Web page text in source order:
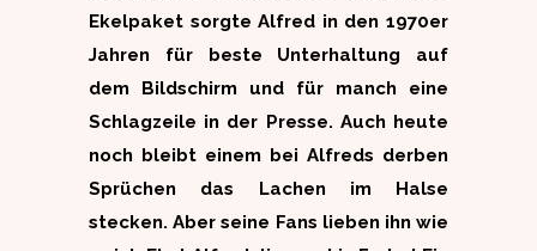
Ekelpaket sorgte Alfred in den 1970er
Jahren für beste Unterhaltung auf
dem Bildschirm und für manch eine
Schlagzeile in der Presse. Auch heute
noch bleibt einem bei Alfreds derben
Sprüchen das Lachen im Halse
stecken. Aber seine Fans lieben ihn wie